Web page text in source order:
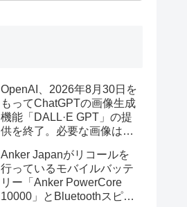
OpenAI、2026年8月30日を
もってChatGPTの画像生成
機能「DALL·E GPT」の提
供を終了。必要な画像は期
Anker Japanがリコールを
行っているモバイルバッテ
リー「Anker PowerCore
10000」とBluetoothスピー